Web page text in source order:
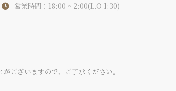
営業時間：18:00 ~ 2:00(L.O 1:30)
ございますので、ご了承ください。